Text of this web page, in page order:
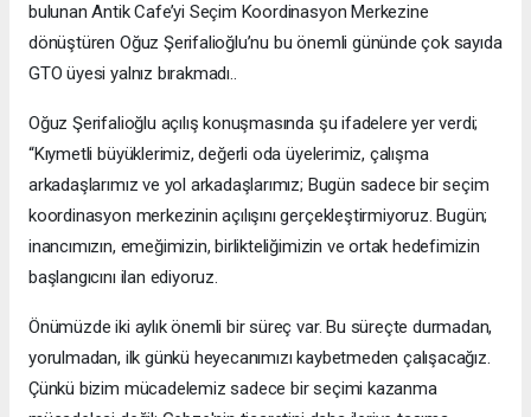
bulunan Antik Cafe’yi Seçim Koordinasyon Merkezine
dönüştüren Oğuz Şerifalioğlu’nu bu önemli gününde çok sayıda
GTO üyesi yalnız bırakmadı..
Oğuz Şerifalioğlu açılış konuşmasında şu ifadelere yer verdi;
“Kıymetli büyüklerimiz, değerli oda üyelerimiz, çalışma
arkadaşlarımız ve yol arkadaşlarımız; Bugün sadece bir seçim
koordinasyon merkezinin açılışını gerçekleştirmiyoruz. Bugün;
inancımızın, emeğimizin, birlikteliğimizin ve ortak hedefimizin
başlangıcını ilan ediyoruz.
Önümüzde iki aylık önemli bir süreç var. Bu süreçte durmadan,
yorulmadan, ilk günkü heyecanımızı kaybetmeden çalışacağız.
Çünkü bizim mücadelemiz sadece bir seçimi kazanma